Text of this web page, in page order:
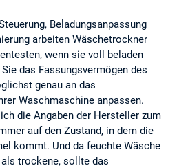
Beladungsanpassung
arbeiten Wäschetrockner
wenn sie voll beladen
das Fassungsvermögen des
genau an das
Waschmaschine anpassen.
die Angaben der Hersteller zum
auf den Zustand, in dem die
kommt. Und da feuchte Wäsche
trockene, sollte das